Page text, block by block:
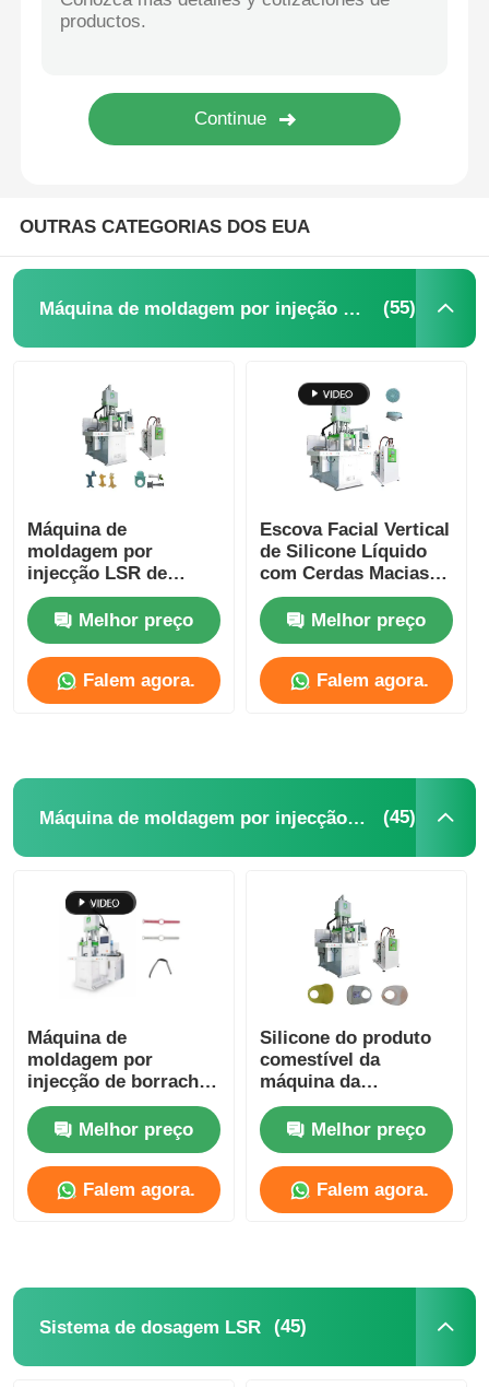
OUTRAS CATEGORIAS DOS EUA
Máquina de moldagem por injeção LSR (55)
Máquina de
moldagem por
injecção LSR de
qualidade alimentar
Melhor preço
Falem agora.
Escova Facial Vertical
de Silicone Líquido
com Cerdas Macias
Máquina de
Moldagem por Injeção
LSR
Melhor preço
Falem agora.
Máquina de moldagem por injecção de silicone (45)
Máquina de
moldagem por
injecção de borracha
de silicone líquido de
120 toneladas
Smartwatch Fast
Release Strap
Melhor preço
Falem agora.
Silicone do produto
comestível da
máquina da
modelação por
injeção do silicone do
babador do bebê
Melhor preço
Falem agora.
Sistema de dosagem LSR (45)